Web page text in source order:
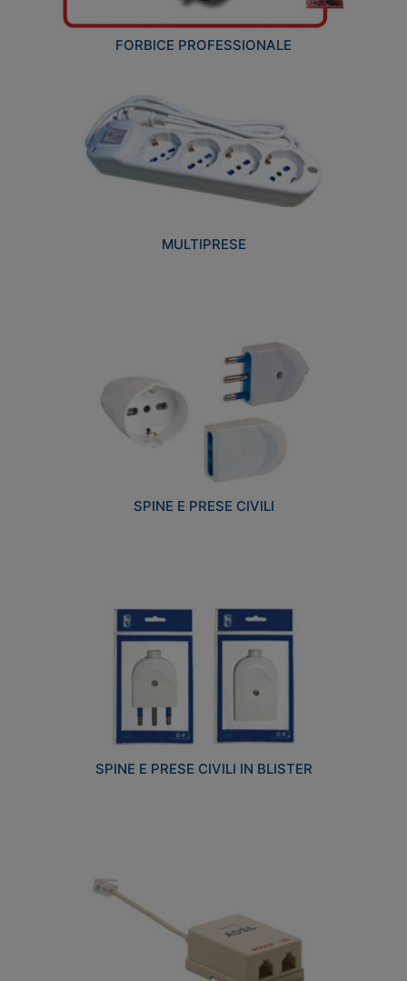
FORBICE PROFESSIONALE
MULTIPRESE
SPINE E PRESE CIVILI
SPINE E PRESE CIVILI IN BLISTER